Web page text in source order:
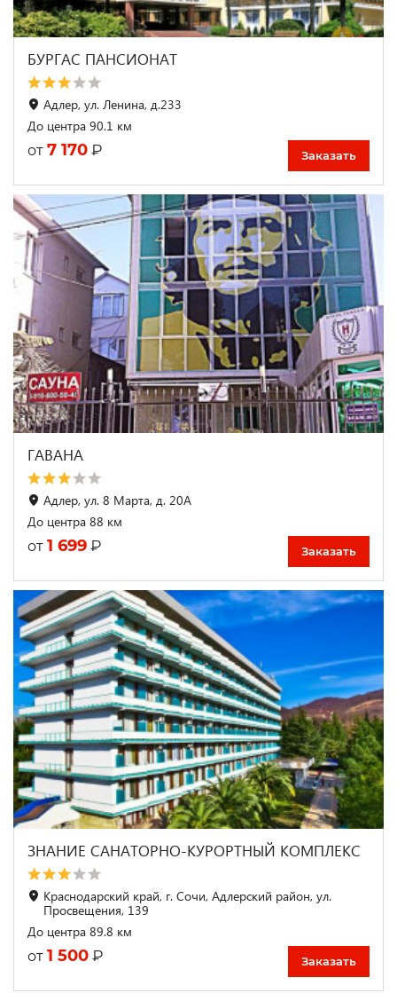
БУРГАС ПАНСИОНАТ
Адлер, ул. Ленина, д.233
До центра 90.1 км
от 7 170 ₽ Заказать
ГАВАНА
Адлер, ул. 8 Марта, д. 20А
До центра 88 км
от 1 699 ₽ Заказать
ЗНАНИЕ САНАТОРНО-КУРОРТНЫЙ КОМПЛЕКС
Краснодарский край, г. Сочи, Адлерский район, ул.
Просвещения, 139
До центра 89.8 км
от 1 500 ₽ Заказать